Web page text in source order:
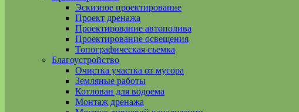
Эскизное проектирование
Проект дренажа
Проектирование автополива
Проектирование освещения
Топографическая съемка
Благоустройство
Очистка участка от мусора
Земляные работы
Котлован для водоема
Монтаж дренажа